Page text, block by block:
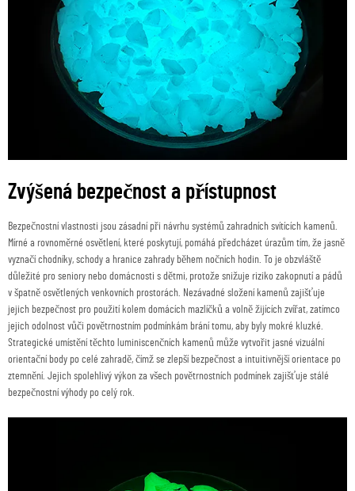
Zvýšená bezpečnost a přístupnost
Bezpečnostní vlastnosti jsou zásadní při návrhu systémů zahradních svítících kamenů.
Mírné a rovnoměrné osvětlení, které poskytují, pomáhá předcházet úrazům tím, že jasně
vyznačí chodníky, schody a hranice zahrady během nočních hodin. To je obzvláště
důležité pro seniory nebo domácnosti s dětmi, protože snižuje riziko zakopnutí a pádů
v špatně osvětlených venkovních prostorách. Nezávadné složení kamenů zajišťuje
jejich bezpečnost pro použití kolem domácích mazlíčků a volně žijících zvířat, zatímco
jejich odolnost vůči povětrnostním podmínkám brání tomu, aby byly mokré kluzké.
Strategické umístění těchto luminiscenčních kamenů může vytvořit jasné vizuální
orientační body po celé zahradě, čímž se zlepší bezpečnost a intuitivnější orientace po
ztemnění. Jejich spolehlivý výkon za všech povětrnostních podmínek zajišťuje stálé
bezpečnostní výhody po celý rok.